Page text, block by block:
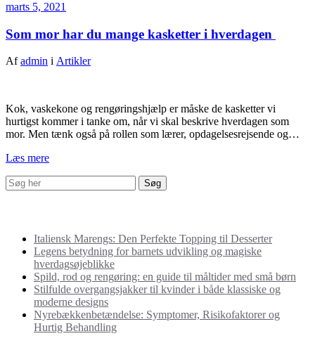
marts 5, 2021
Som mor har du mange kasketter i hverdagen
Afadmin i Artikler
Kok, vaskekone og rengøringshjælp er måske de kasketter vi
hurtigst kommer i tanke om, når vi skal beskrive hverdagen som
mor. Men tænk også på rollen som lærer, opdagelsesrejsende og…
Læs mere
Italiensk Marengs: Den Perfekte Topping til Desserter
Legens betydning for barnets udvikling og magiske
hverdagsøjeblikke
Spild, rod og rengøring: en guide til måltider med små børn
Stilfulde overgangsjakker til kvinder i både klassiske og
moderne designs
Nyrebækkenbetændelse: Symptomer, Risikofaktorer og
Hurtig Behandling